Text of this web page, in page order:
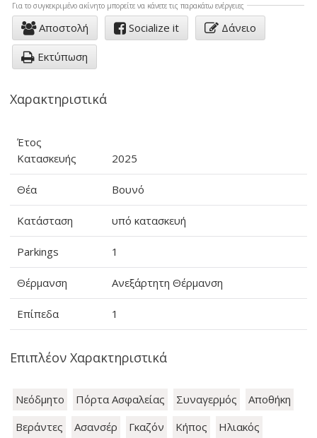
Για το συγκεκριμένo ακίνητο μπορείτε να κάνετε τις παρακάτω ενέργειες
Αποστολή Socialize it Δάνειο
Εκτύπωση
Χαρακτηριστικά
Έτος
Κατασκευής
2025
Θέα Βουνό
Κατάσταση υπό κατασκευή
Parkings 1
Θέρμανση Ανεξάρτητη Θέρμανση
Επίπεδα 1
Επιπλέον Χαρακτηριστικά
Νεόδμητο Πόρτα Ασφαλείας Συναγερμός
Αποθήκη
Βεράντες
Ασανσέρ Γκαζόν Κήπος
Ηλιακός